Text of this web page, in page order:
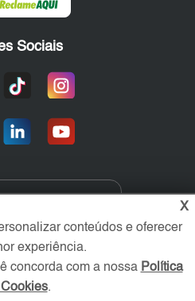
Sociais
sua conta:
X
conteúdos e oferecer
experiência.
concorda com a nossa Política
.